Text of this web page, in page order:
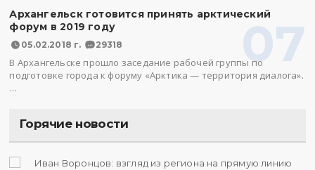
07
Архангельск готовится принять арктический
форум в 2019 году
05.02.2018 г. 29318
В Архангельске прошло заседание рабочей группы по
подготовке города к форуму «Арктика — территория диалога».
…
Горячие новости